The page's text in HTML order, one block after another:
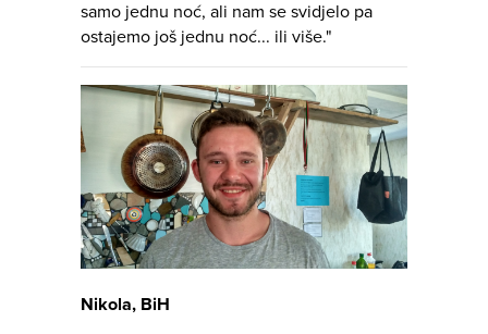
samo jednu noć, ali nam se svidjelo pa
ostajemo još jednu noć... ili više."
Nikola, BiH